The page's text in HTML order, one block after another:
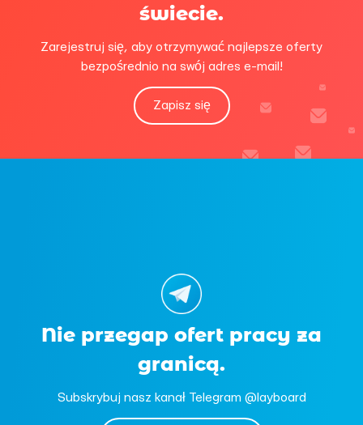
świecie.
Zarejestruj się, aby otrzymywać najlepsze oferty
bezpośrednio na swój adres e-mail!
Zapisz się
Nie przegap ofert pracy za
granicą.
Subskrybuj nasz kanał Telegram @layboard